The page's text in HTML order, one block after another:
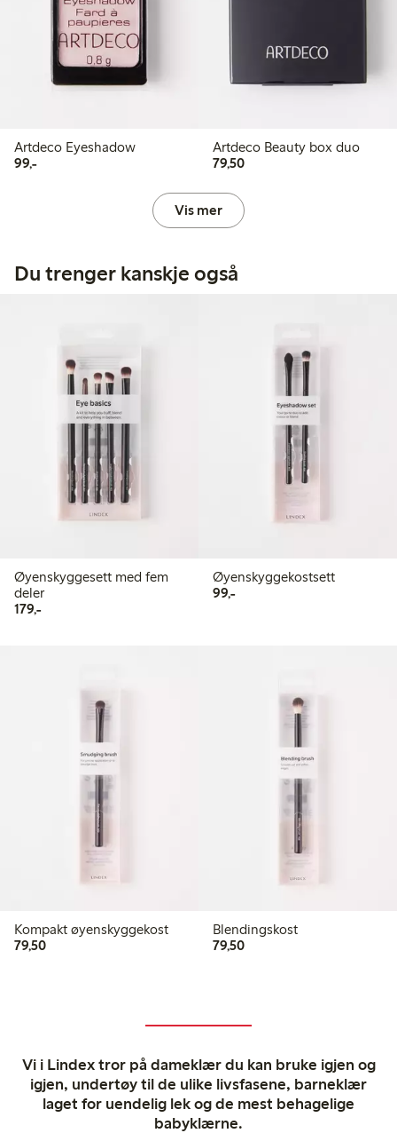
Artdeco Eyeshadow
99,-99,00 kr
Artdeco Beauty box duo
79,5079,50 kr
Vis mer
Du trenger kanskje også
Øyenskyggesett med fem
deler
179,-179,00 kr
Øyenskyggekostsett
99,-99,00 kr
Kompakt øyenskyggekost
79,5079,50 kr
Blendingskost
79,5079,50 kr
Vi i Lindex tror på dameklær du kan bruke igjen og
igjen, undertøy til de ulike livsfasene, barneklær
laget for uendelig lek og de mest behagelige
babyklærne.